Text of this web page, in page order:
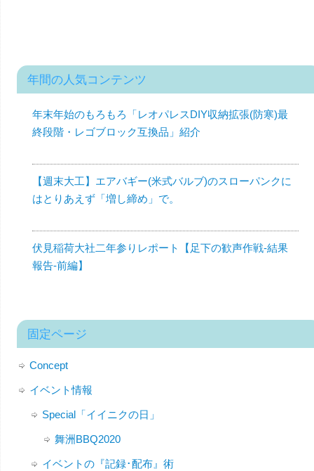
年間の人気コンテンツ
年末年始のもろもろ「レオパレスDIY収納拡張(防寒)最
終段階・レゴブロック互換品」紹介
【週末大工】エアバギー(米式バルブ)のスローパンクに
はとりあえず「増し締め」で。
伏見稲荷大社二年参りレポート【足下の歓声作戦-結果
報告-前編】
固定ページ
Concept
イベント情報
Special「イイニクの日」
舞洲BBQ2020
イベントの『記録･配布』術